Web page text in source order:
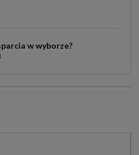
w wyborze?